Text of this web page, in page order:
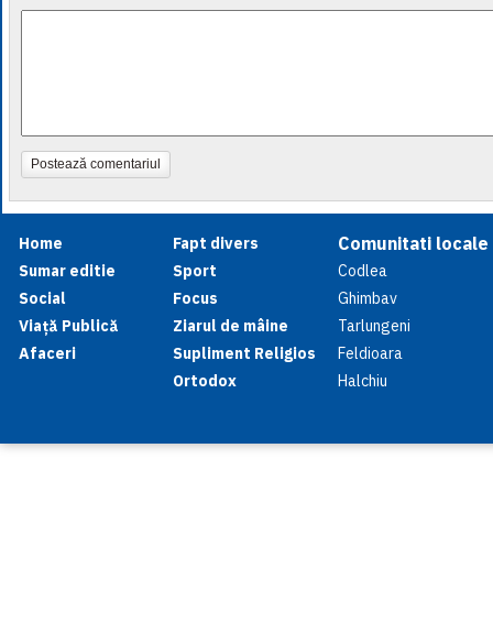
Postează comentariul
Home
Sumar editie
Social
Viață Publică
Afaceri
Fapt divers
Sport
Focus
Ziarul de mâine
Supliment Religios
Ortodox
Comunitati locale
Codlea
Ghimbav
Tarlungeni
Feldioara
Halchiu